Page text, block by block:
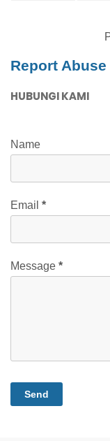
Report Abuse
HUBUNGI KAMI
Name
Email *
Message *